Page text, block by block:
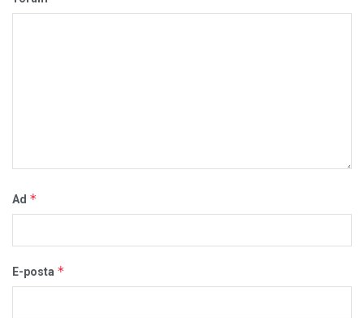
Ad *
E-posta *